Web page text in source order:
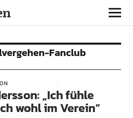
Fanclub
„Ich fühle
wohl im Verein“